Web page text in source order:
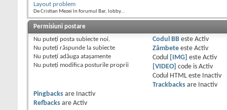
Layout problem
De Cristian Mezei în forumul Bar, lobby...
Permisiuni postare
Nu puteţi posta subiecte noi.
Nu puteţi răspunde la subiecte
Nu puteţi adăuga ataşamente
Nu puteţi modifica posturile proprii
Codul BBeste Activ
Zâmbeteeste Activ
Codul
[IMG] este Activ
[VIDEO]
code is Activ
Codul HTML este
Inactiv
Trackbacksare
Inactiv
Pingbacks are
Inactiv
Refbacks are Activ